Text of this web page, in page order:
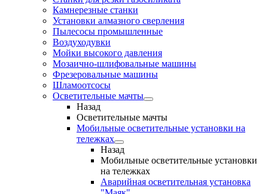
Камнерезные станки
Установки алмазного сверления
Пылесосы промышленные
Воздуходувки
Мойки высокого давления
Мозаично-шлифовальные машины
Фрезеровальные машины
Шламоотсосы
Осветительные мачты
Назад
Осветительные мачты
Мобильные осветительные установки на
тележках
Назад
Мобильные осветительные установки
на тележках
Аварийная осветительная установка